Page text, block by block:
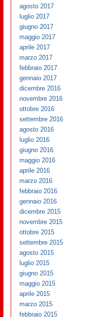
agosto 2017
luglio 2017
giugno 2017
maggio 2017
aprile 2017
marzo 2017
febbraio 2017
gennaio 2017
dicembre 2016
novembre 2016
ottobre 2016
settembre 2016
agosto 2016
luglio 2016
giugno 2016
maggio 2016
aprile 2016
marzo 2016
febbraio 2016
gennaio 2016
dicembre 2015
novembre 2015
ottobre 2015
settembre 2015
agosto 2015
luglio 2015
giugno 2015
maggio 2015
aprile 2015
marzo 2015
febbraio 2015